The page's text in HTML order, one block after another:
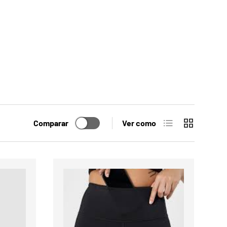
Comparar Ver como Lista Cuadrícula